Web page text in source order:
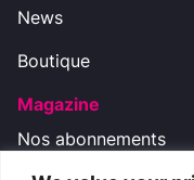
News
Boutique
Magazine
Nos abonnements